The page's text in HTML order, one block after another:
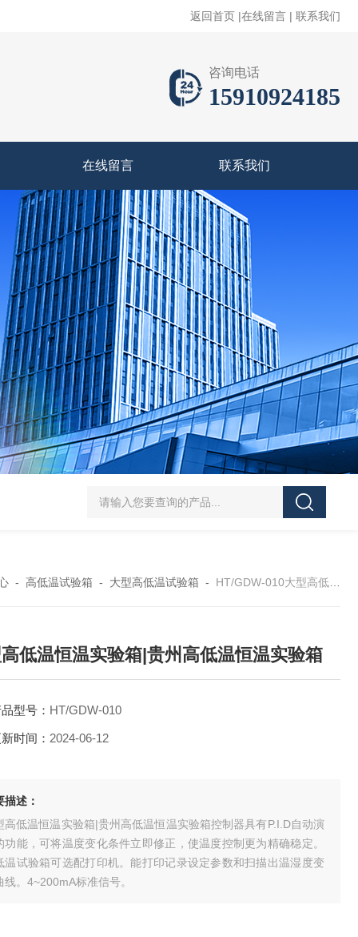
返回首页 |在线留言 | 联系我们
咨询电话
15910924185
在线留言 联系我们
HT/SC-800砂尘试验机厂家 HT/GDSJ-80天津小型高低温交变湿热试验
- 高低温试验箱 - 大型高低温试验箱 - HT/GDW-010大型高低温恒温实验箱|贵州高低温恒温实验箱
低温恒温实验箱|贵州高低温恒温实验箱
型号： HT/GDW-010
时间： 2024-06-12
描述：
高低温恒温实验箱|贵州高低温恒温实验箱控制器具有P.I.D自动演
功能，可将温度变化条件立即修正，使温度控制更为精确稳定。
温试验箱可选配打印机。能打印记录设定参数和扫描出温湿度变
线。4~200mA标准信号。